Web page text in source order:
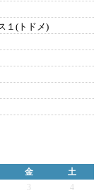
１(トドメ)
金
土
3
4